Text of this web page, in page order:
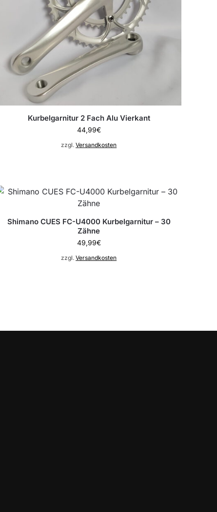
Kurbelgarnitur 2 Fach Alu Vierkant
44,99€
zzgl.Versandkosten
Shimano CUES FC-U4000 Kurbelgarnitur – 30
Zähne
49,99€
zzgl.Versandkosten